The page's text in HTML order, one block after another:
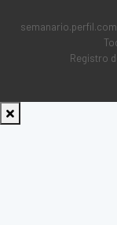
Registro